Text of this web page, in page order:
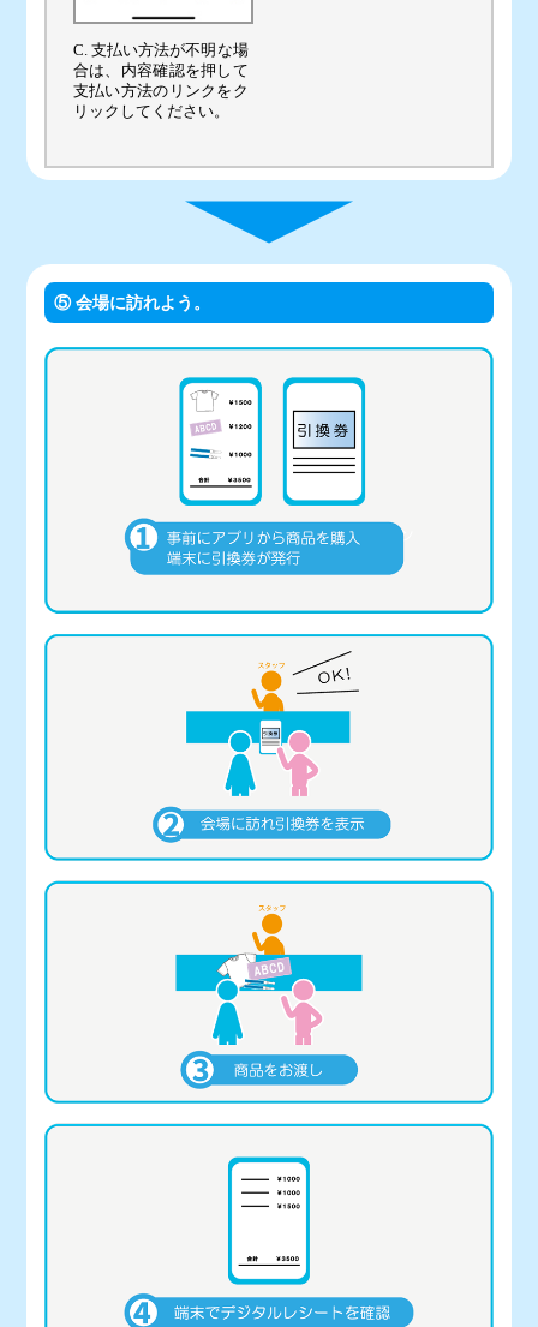
C. 支払い方法が不明な場
合は、内容確認を押して
支払い方法のリンクをク
リックしてください。
⑤ 会場に訪れよう。